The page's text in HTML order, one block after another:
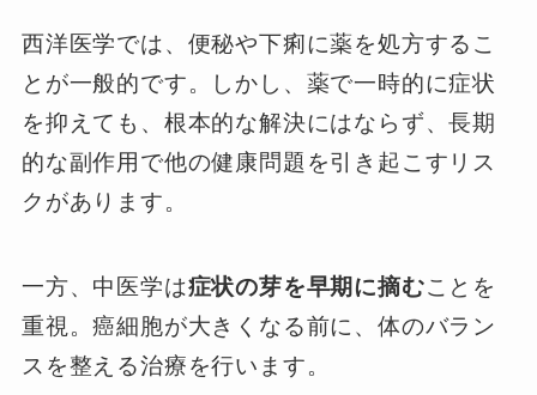
西洋医学では、便秘や下痢に薬を処方するこ
とが一般的です。しかし、薬で一時的に症状
を抑えても、根本的な解決にはならず、長期
的な副作用で他の健康問題を引き起こすリス
クがあります。
一方、中医学は症状の芽を早期に摘むことを
重視。癌細胞が大きくなる前に、体のバラン
スを整える治療を行います。